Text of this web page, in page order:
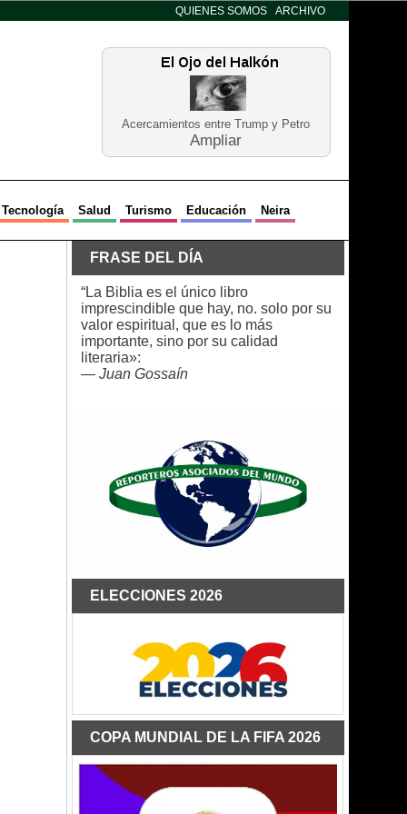
QUIENES SOMOS ARCHIVO
Acercamientos entre Trump y Petro
Ampliar
Tecnología Salud Turismo Educación Neira
FRASE DEL DÍA
“La Biblia es el único libro
imprescindible que hay, no. solo por su
valor espiritual, que es lo más
importante, sino por su calidad
literaria»:
— Juan Gossaín
ELECCIONES 2026
COPA MUNDIAL DE LA FIFA 2026